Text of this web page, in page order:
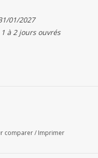
01/2027
à 2 jours ouvrés
comparer/ Imprimer